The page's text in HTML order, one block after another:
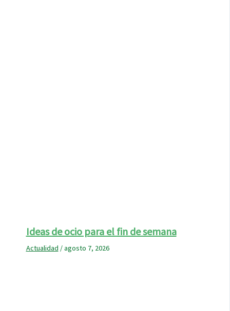
Ideas de ocio para el fin de semana
Actualidad /agosto 7, 2026